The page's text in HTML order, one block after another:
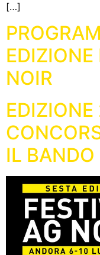
[…]
EDIZIONE
NOIR
EDIZIONE
IL BANDO